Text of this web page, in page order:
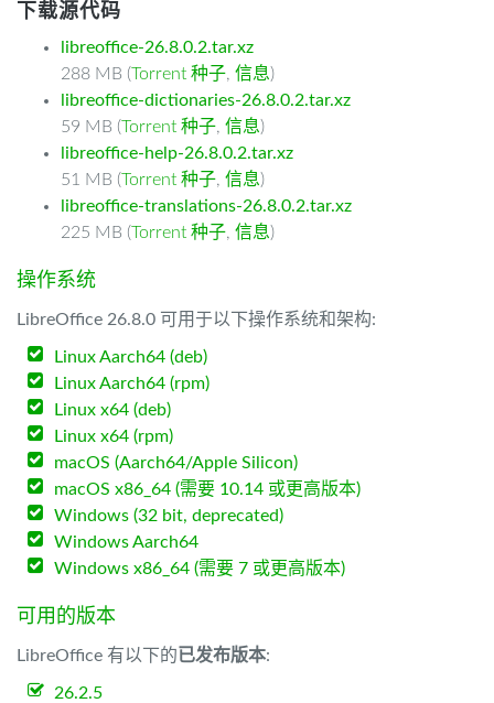
下载源代码
libreoffice-26.8.0.2.tar.xz
288 MB (Torrent 种子, 信息)
libreoffice-dictionaries-26.8.0.2.tar.xz
59 MB (Torrent 种子, 信息)
libreoffice-help-26.8.0.2.tar.xz
51 MB (Torrent 种子, 信息)
libreoffice-translations-26.8.0.2.tar.xz
225 MB (Torrent 种子, 信息)
操作系统
LibreOffice 26.8.0 可用于以下操作系统和架构:
Linux Aarch64 (deb)
Linux Aarch64 (rpm)
Linux x64 (deb)
Linux x64 (rpm)
macOS (Aarch64/Apple Silicon)
macOS x86_64 (需要 10.14 或更高版本)
Windows (32 bit, deprecated)
Windows Aarch64
Windows x86_64 (需要 7 或更高版本)
可用的版本
LibreOffice 有以下的已发布版本:
26.2.5